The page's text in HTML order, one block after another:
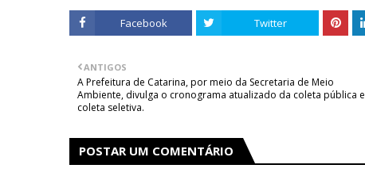
Facebook Twitter
ANTIGOS
A Prefeitura de Catarina, por meio da Secretaria de Meio
Ambiente, divulga o cronograma atualizado da coleta pública e
coleta seletiva.
POSTAR UM COMENTÁRIO